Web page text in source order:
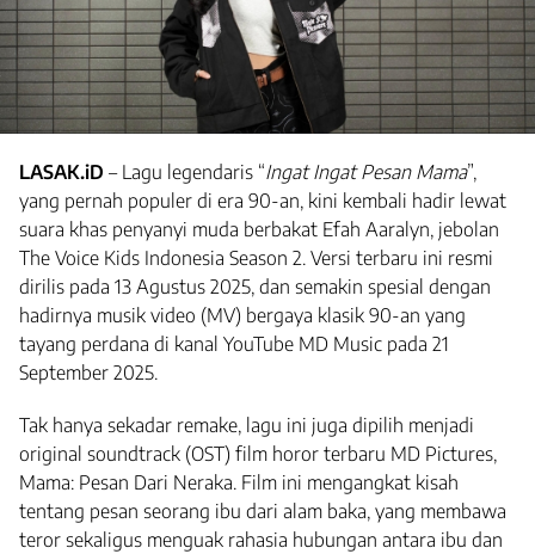
LASAK.iD – Lagu legendaris “Ingat Ingat Pesan Mama”,
yang pernah populer di era 90-an, kini kembali hadir lewat
suara khas penyanyi muda berbakat Efah Aaralyn, jebolan
The Voice Kids Indonesia Season 2. Versi terbaru ini resmi
dirilis pada 13 Agustus 2025, dan semakin spesial dengan
hadirnya musik video (MV) bergaya klasik 90-an yang
tayang perdana di kanal YouTube MD Music pada 21
September 2025.
Tak hanya sekadar remake, lagu ini juga dipilih menjadi
original soundtrack (OST) film horor terbaru MD Pictures,
Mama: Pesan Dari Neraka. Film ini mengangkat kisah
tentang pesan seorang ibu dari alam baka, yang membawa
teror sekaligus menguak rahasia hubungan antara ibu dan